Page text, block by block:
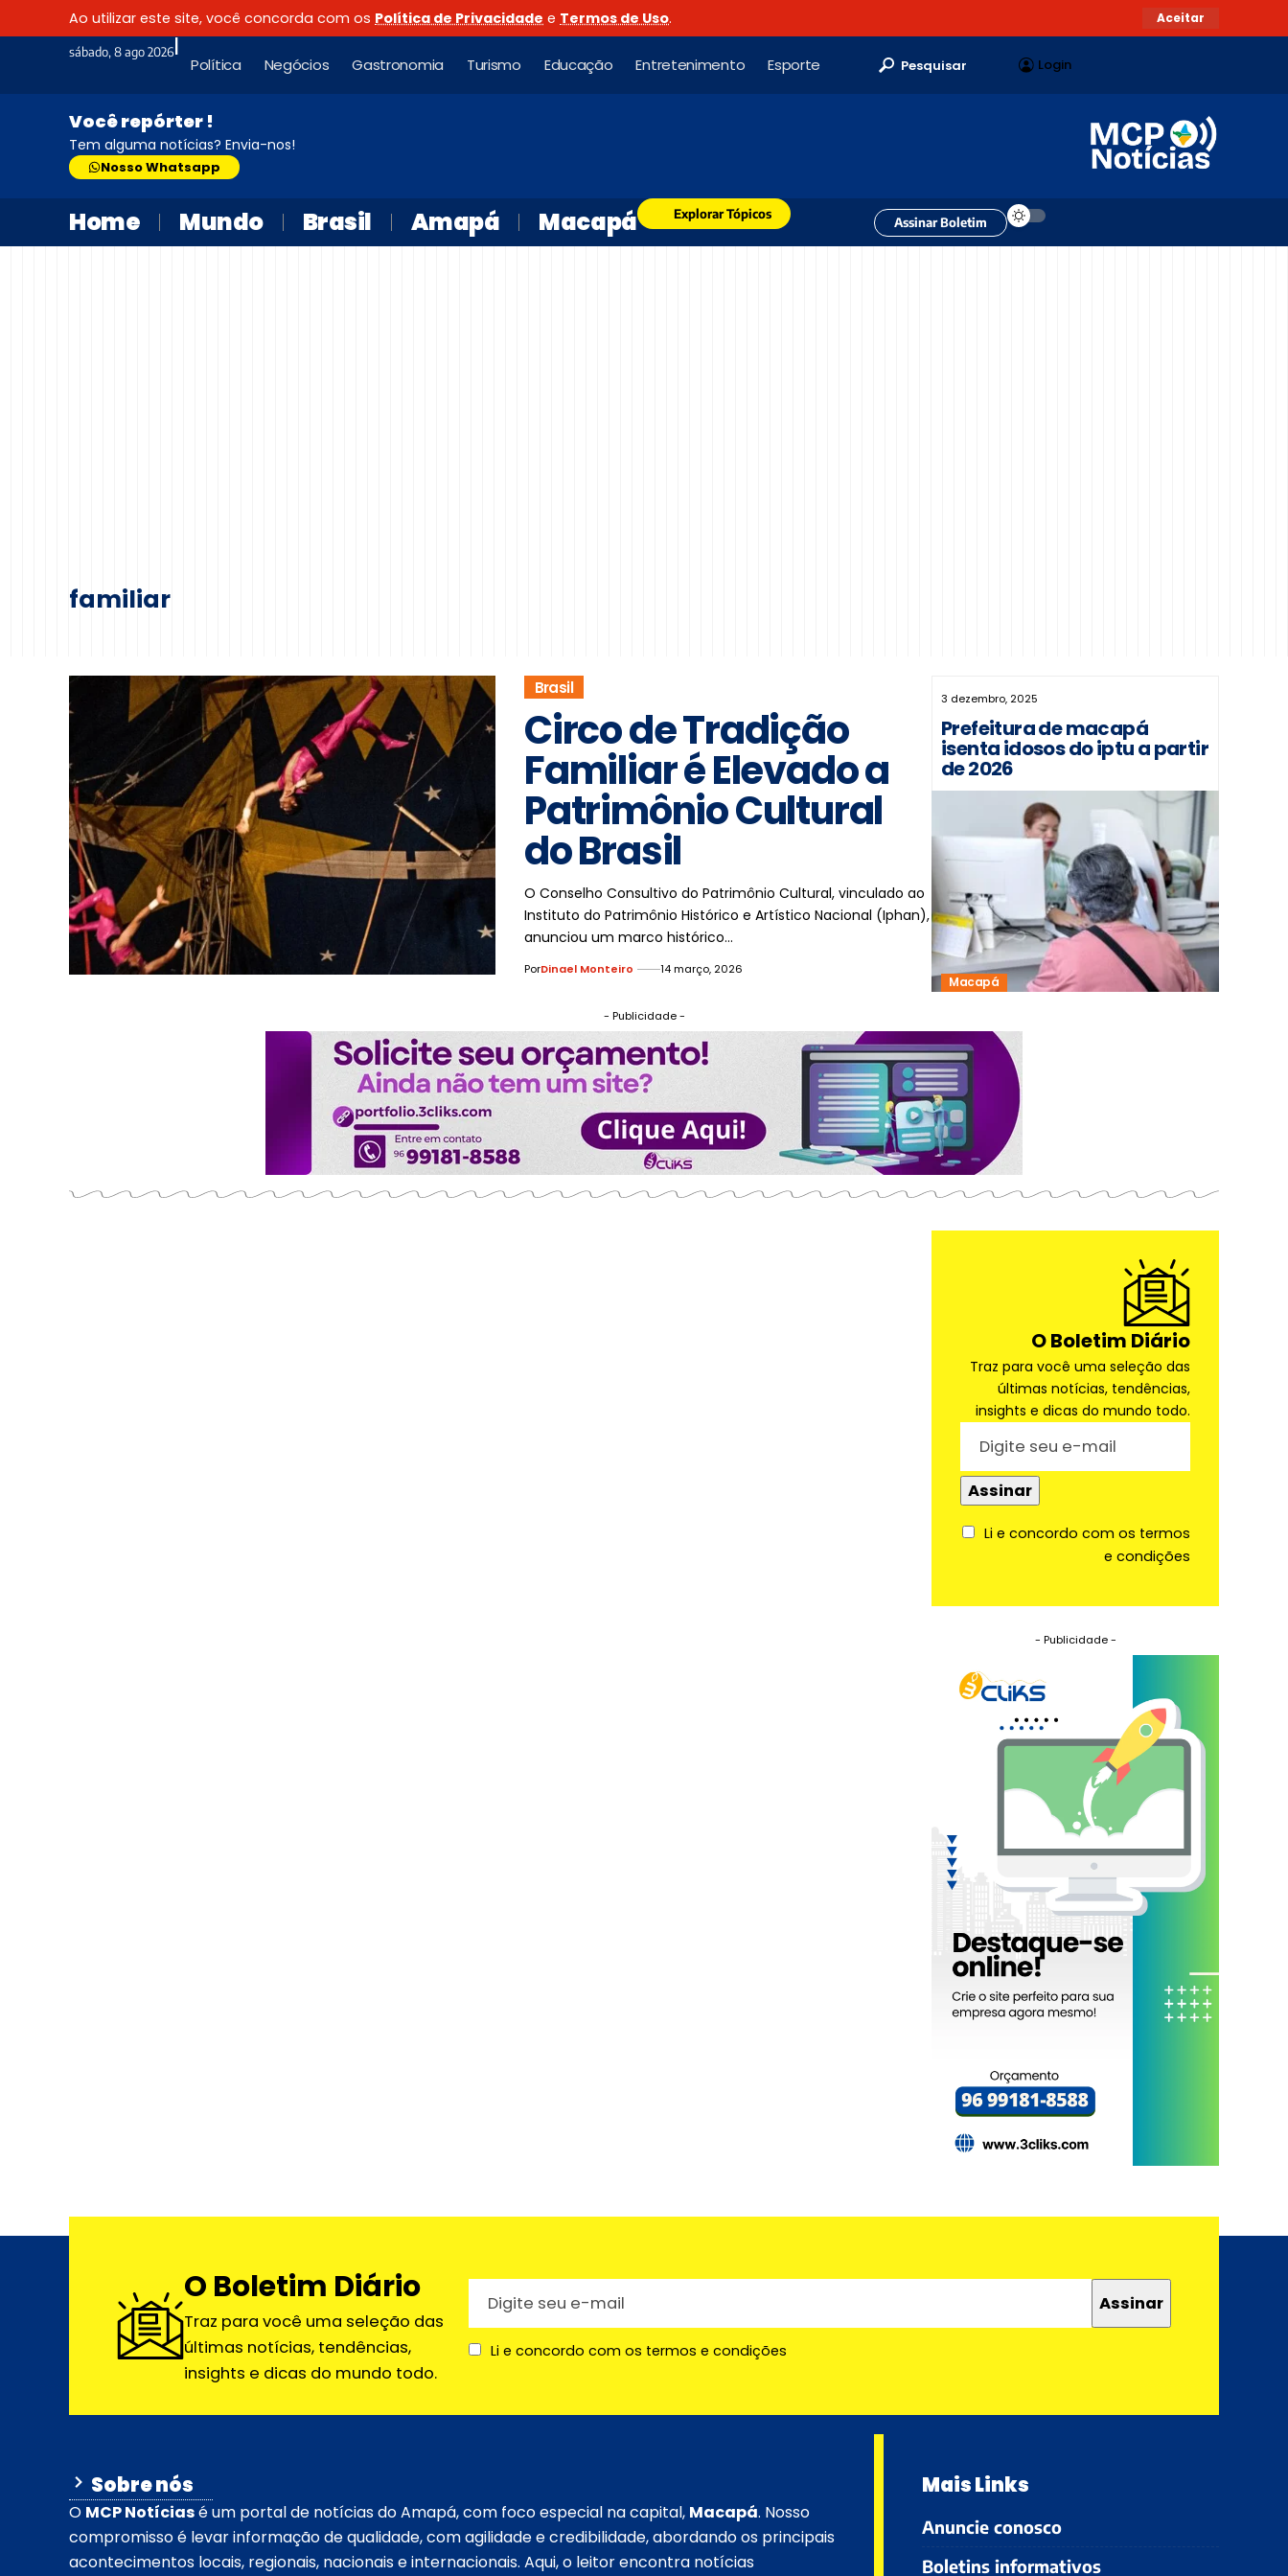
Ao utilizar este site, você concorda com os Política de Privacidade e Termos de Uso. Aceitar
sábado, 8 ago 2026|
Política Negócios Gastronomia Turismo Educação Entretenimento Esporte Pesquisar Login
Você repórter !
Tem alguma notícias? Envia-nos!
Nosso Whatsapp
Home Mundo Brasil Amapá Macapá Explorar Tópicos
Assinar Boletim
familiar
Brasil
Circo de Tradição
Familiar é Elevado a
Patrimônio Cultural
do Brasil
O Conselho Consultivo do Patrimônio Cultural, vinculado ao
Instituto do Patrimônio Histórico e Artístico Nacional (Iphan),
anunciou um marco histórico…
PorDinael Monteiro 14 março, 2026
3 dezembro, 2025
Prefeitura de macapá
isenta idosos do iptu a partir
de 2026
Macapá
- Publicidade -
O Boletim Diário
Traz para você uma seleção das
últimas notícias, tendências,
insights e dicas do mundo todo.
Li e concordo com os termos
e condições
- Publicidade -
O Boletim Diário
Traz para você uma seleção das
últimas notícias, tendências,
insights e dicas do mundo todo.
Li e concordo com os termos e condições
Sobre nós
O MCP Notíciasé um portal de notícias do Amapá, com foco especial na capital, Macapá. Nosso
compromisso é levar informação de qualidade, com agilidade e credibilidade, abordando os principais
acontecimentos locais, regionais, nacionais e internacionais. Aqui, o leitor encontra notícias
Mais Links
Anuncie conosco
Boletins informativos